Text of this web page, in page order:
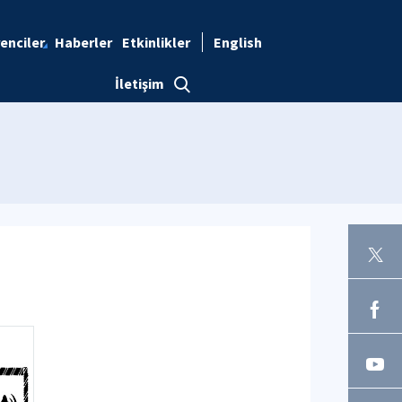
Haberler Etkinlikler
İletişim
English